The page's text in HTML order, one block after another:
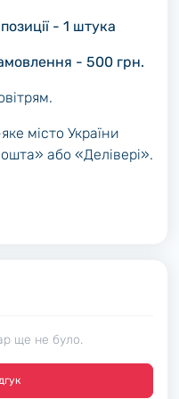
- 1 штука
- 500 грн.
місто України
або «Делівері».
ще не було.